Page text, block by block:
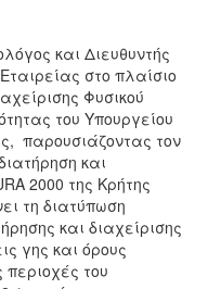
και Διευθυντής
στο πλαίσιο
Φυσικού
του Υπουργείου
παρουσιάζοντας τον
και
2000 της Κρήτης
τη διατύπωση
και διαχείρισης
γης και όρους
περιοχές του